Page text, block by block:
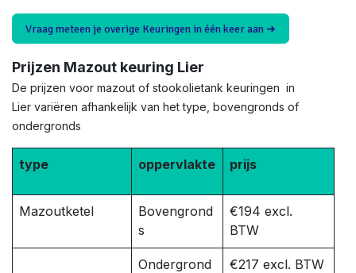
Vraag meteen je overige Keuringen in één keer aan ➜
Prijzen Mazout keuring Lier
De prijzen voor mazout of stookolietank keuringen in
Lier variëren afhankelijk van het type, bovengronds of
ondergronds
type oppervlakte prijs
Mazoutketel
Bovengrond
s
€194 excl.
BTW
Ondergrond
€217 excl. BTW